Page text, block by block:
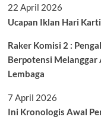
22 April 2026
Ucapan Iklan Hari
Raker Komisi 2 :
Berpotensi
Lembaga
7 April 2026
Ini Kronologis Awal